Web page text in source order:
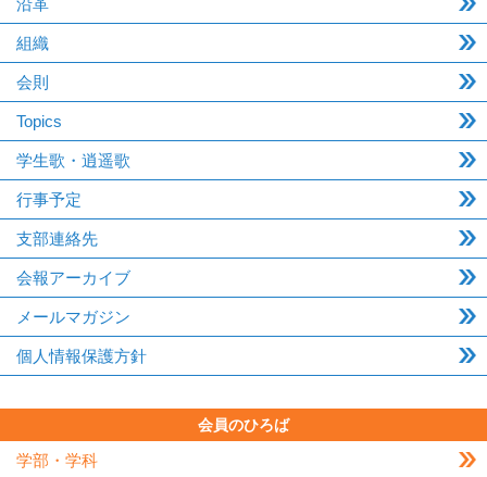
組織
会則
Topics
学生歌・逍遥歌
行事予定
支部連絡先
会報アーカイブ
メールマガジン
個人情報保護方針
会員のひろば
学部・学科